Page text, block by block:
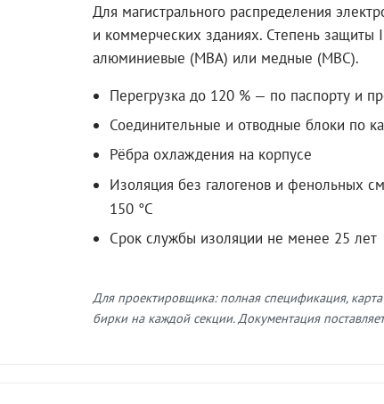
Для магистрального распределения
и коммерческих зданиях. Степень защиты
алюминиевые (МВА) или медные (МВС).
Перегрузка до 120 % — по паспорту и
Соединительные и отводные блоки по
Рёбра охлаждения на корпусе
Изоляция без галогенов и фенольных
150 °C
Срок службы изоляции не менее 25 лет
Для проектировщика: полная спецификация,
бирки на каждой секции. Документация